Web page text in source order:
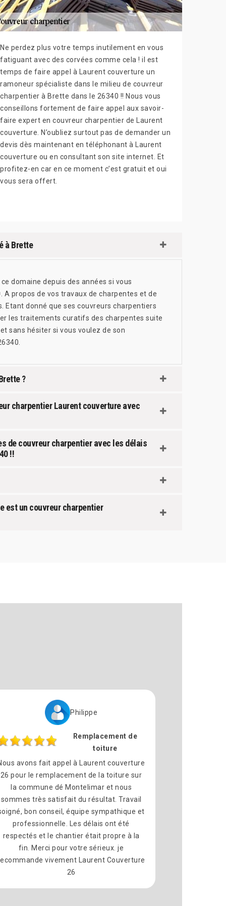
Ne perdez plus votre temps inutilement en vous
fatiguant avec des corvées comme cela ! il est
temps de faire appel à Laurent couverture un
ramoneur spécialiste dans le milieu de couvreur
charpentier à Brette dans le 26340 !! Nous vous
conseillons fortement de faire appel aux savoir-
faire expert en couvreur charpentier de Laurent
couverture. N’oubliez surtout pas de demander un
devis dès maintenant en téléphonant à Laurent
couverture ou en consultant son site internet. Et
profitez-en car en ce moment c’est gratuit et oui
vous sera offert.
à Brette
domaine depuis des années si vous
propos de vos travaux de charpentes et de
Etant donné que ses couvreurs charpentiers
les traitements curatifs des charpentes suite
sans hésiter si vous voulez de son
?
charpentier Laurent couverture avec
de couvreur charpentier avec les délais
!!
est un couvreur charpentier
Philippe
Remplacement de
toiture
avons fait appel à Laurent couverture
26 pour le remplacement de la toiture sur
la commune dé Montelimar et nous
sommes très satisfait du résultat. Travail
bon conseil, équipe sympathique et
professionnelle. Les délais ont été
respectés et le chantier était propre à la
fin. Merci pour votre sérieux. je
vivement Laurent Couverture
26